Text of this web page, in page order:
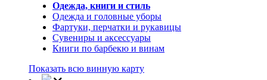
Одежда, книги и стиль
Одежда и головные уборы
Фартуки, перчатки и рукавицы
Сувениры и аксессуары
Книги по барбекю и винам
Показать всю винную карту